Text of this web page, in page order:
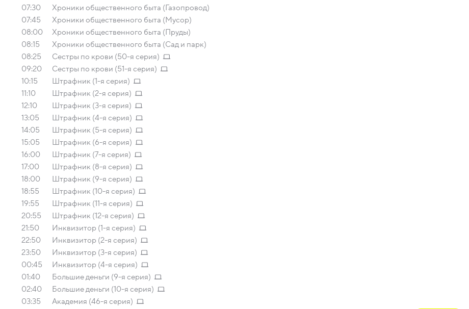
07:30
Хроники общественного быта (Газопровод)
07:45
Хроники общественного быта (Мусор)
08:00
Хроники общественного быта (Пруды)
08:15
Хроники общественного быта (Сад и парк)
08:25
Сестры по крови (50-я серия)
09:20
Сестры по крови (51-я серия)
10:15
Штрафник (1-я серия)
11:10
Штрафник (2-я серия)
12:10
Штрафник (3-я серия)
13:05
Штрафник (4-я серия)
14:05
Штрафник (5-я серия)
15:05
Штрафник (6-я серия)
16:00
Штрафник (7-я серия)
17:00
Штрафник (8-я серия)
18:00
Штрафник (9-я серия)
18:55
Штрафник (10-я серия)
19:55
Штрафник (11-я серия)
20:55
Штрафник (12-я серия)
21:50
Инквизитор (1-я серия)
22:50
Инквизитор (2-я серия)
23:50
Инквизитор (3-я серия)
00:45
Инквизитор (4-я серия)
01:40
Большие деньги (9-я серия)
02:40
Большие деньги (10-я серия)
03:35
Академия (46-я серия)